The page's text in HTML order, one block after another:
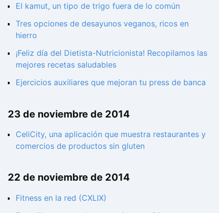
El kamut, un tipo de trigo fuera de lo común
Tres opciones de desayunos veganos, ricos en
hierro
¡Feliz día del Dietista-Nutricionista! Recopilamos las
mejores recetas saludables
Ejercicios auxiliares que mejoran tu press de banca
23 de noviembre de 2014
CeliCity, una aplicación que muestra restaurantes y
comercios de productos sin gluten
22 de noviembre de 2014
Fitness en la red (CXLIX)